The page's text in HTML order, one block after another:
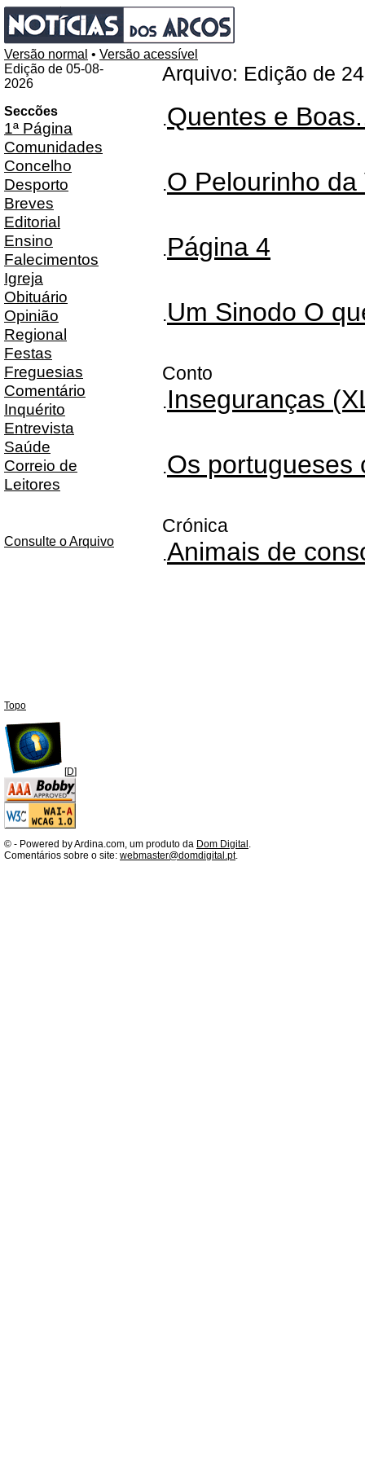
Versão normal • Versão acessível
Edição de 05-08-
2026
Seccões
1ª Página
Comunidades
Concelho
Desporto
Breves
Editorial
Ensino
Falecimentos
Igreja
Obituário
Opinião
Regional
Festas
Freguesias
Comentário
Inquérito
Entrevista
Saúde
Correio de
Leitores
Consulte o Arquivo
Arquivo: Edição de
.Quentes e
.O Pelourinho da
.Página 4
.Um Sinodo O
Conto
.Inseguranças
.Os portugueses
Crónica
.Animais de
Topo
[D]
© - Powered by Ardina.com, um produto da Dom Digital .
Comentários sobre o site: webmaster@domdigital.pt.